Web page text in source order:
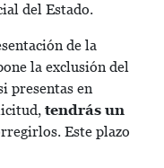
del Estado.
de la
la exclusión del
presentas en
tendrás un
Este plazo